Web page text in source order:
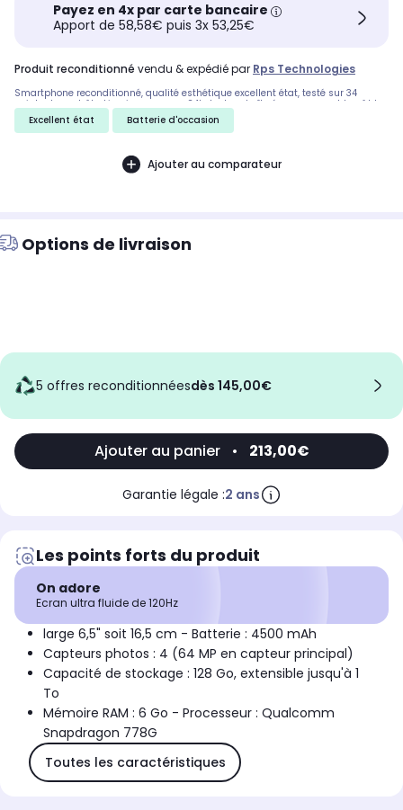
Payez en 4x par carte bancaire
Apport de 58,58€ puis 3x 53,25€
produit reconditionné vendu & expédié par Rps Technologies
Smartphone reconditionné, qualité esthétique excellent état, testé sur 34
points de contrôle. Livraison express 24h. Inclus : boîte éco-responsable, câble
d'alimentation et extracteur SIM.
Excellent état Batterie d'occasion
Ajouter au comparateur
Options de livraison
5 offres reconditionnées dès 145,00€
Ajouter au panier • 213,00€
Garantie légale :2 ans
Les points forts du produit
On adore
Ecran ultra fluide de 120Hz
large 6,5" soit 16,5 cm - Batterie : 4500 mAh
Capteurs photos : 4 (64 MP en capteur principal)
Capacité de stockage : 128 Go, extensible jusqu'à 1
To
Mémoire RAM : 6 Go - Processeur : Qualcomm
Snapdragon 778G
Toutes les caractéristiques